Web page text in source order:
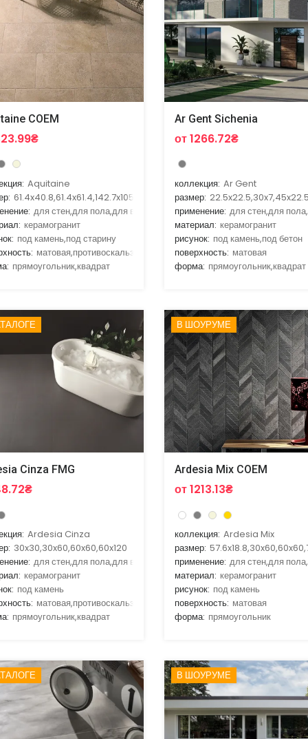
COEM
Aquitaine
61.4x40.8,61.4x61.4,142.7x105.1
для стен,для пола,для ванной,для гостиной,для кухни
керамогранит
под камень,под старину
матовая,противоскальзящая
прямоугольник,квадрат
Ar Gent Sichenia
от 1266.72₴
коллекция: Ar Gent
размер:
применение: для стен,для
материал: керамогранит
рисунок: под камень,под бетон
поверхность: матовая
форма: прямоугольник,квадрат
Cinza FMG
Ardesia Cinza
30x30,30x60,60x60,60x120
для стен,для пола,для ванной,для гостиной,для кухни
керамогранит
под камень
матовая,противоскальзящая
прямоугольник,квадрат
В ШОУРУМЕ
Ardesia Mix COEM
от 1213.13₴
коллекция: Ardesia Mix
размер:
применение: для стен,для
материал: керамогранит
рисунок: под камень
поверхность: матовая
форма: прямоугольник
В ШОУРУМЕ